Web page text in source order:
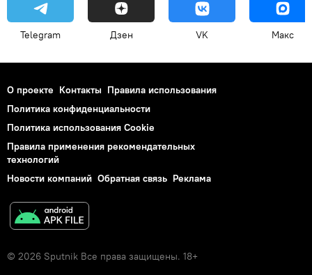
Telegram Дзен VK Макс
О проекте Контакты Правила использования
Политика конфиденциальности
Политика использования Cookie
Правила применения рекомендательных
технологий
Новости компаний Обратная связь Реклама
© 2026 Sputnik Все права защищены. 18+